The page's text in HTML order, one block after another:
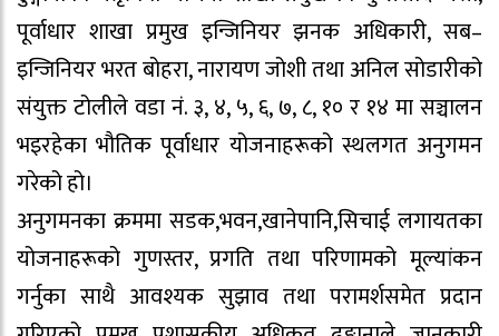
पूर्वाधार शाखा प्रमुख इन्जिनियर झनक अधिकारी, सब–
इन्जिनियर भरत बोहरा, नारायण जोशी तथा अनिल सोडारीको
संयुक्त टोलीले वडा नं. ३, ४, ५, ६, ७, ८, १० र १४ मा सञ्चालन
भइरहेका भौतिक पूर्वाधार योजनाहरूको स्थलगत अनुगमन
गरेको हो।
अनुगमनका क्रममा सडक,भवन,खानेपानि,सिचाई लगायतका
योजनाहरूको गुणस्तर, प्रगति तथा परिणामको मूल्यांकन
गर्नुका साथै आवश्यक सुझाव तथा परामर्शसमेत प्रदान